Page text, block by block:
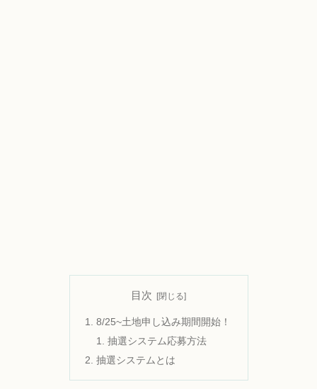
目次
8/25~土地申し込み期間開始！
抽選システム応募方法
抽選システムとは